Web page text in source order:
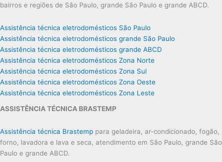
bairros e regiões de São Paulo, grande São Paulo e grande ABCD.
Assistência técnica eletrodomésticos São Paulo
Assistência técnica eletrodomésticos grande São Paulo
Assistência técnica eletrodomésticos grande ABCD
Assistência técnica eletrodomésticos Zona Norte
Assistência técnica eletrodomésticos Zona Sul
Assistência técnica eletrodomésticos Zona Oeste
Assistência técnica eletrodomésticos Zona Leste
ASSISTÊNCIA TÉCNICA BRASTEMP
Assistência técnica Brastemp para geladeira, ar-condicionado, fogão,
forno, lavadora e lava e seca, atendimento em São Paulo, grande São
Paulo e grande ABCD.